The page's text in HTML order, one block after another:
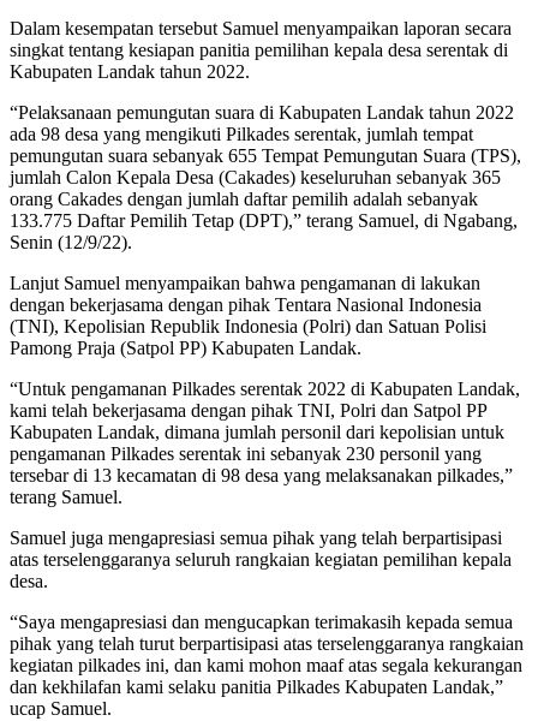
Dalam kesempatan tersebut Samuel menyampaikan laporan secara
singkat tentang kesiapan panitia pemilihan kepala desa serentak di
Kabupaten Landak tahun 2022.
“Pelaksanaan pemungutan suara di Kabupaten Landak tahun 2022
ada 98 desa yang mengikuti Pilkades serentak, jumlah tempat
pemungutan suara sebanyak 655 Tempat Pemungutan Suara (TPS),
jumlah Calon Kepala Desa (Cakades) keseluruhan sebanyak 365
orang Cakades dengan jumlah daftar pemilih adalah sebanyak
133.775 Daftar Pemilih Tetap (DPT),” terang Samuel, di Ngabang,
Senin (12/9/22).
Lanjut Samuel menyampaikan bahwa pengamanan di lakukan
dengan bekerjasama dengan pihak Tentara Nasional Indonesia
(TNI), Kepolisian Republik Indonesia (Polri) dan Satuan Polisi
Pamong Praja (Satpol PP) Kabupaten Landak.
“Untuk pengamanan Pilkades serentak 2022 di Kabupaten Landak,
kami telah bekerjasama dengan pihak TNI, Polri dan Satpol PP
Kabupaten Landak, dimana jumlah personil dari kepolisian untuk
pengamanan Pilkades serentak ini sebanyak 230 personil yang
tersebar di 13 kecamatan di 98 desa yang melaksanakan pilkades,”
terang Samuel.
Samuel juga mengapresiasi semua pihak yang telah berpartisipasi
atas terselenggaranya seluruh rangkaian kegiatan pemilihan kepala
desa.
“Saya mengapresiasi dan mengucapkan terimakasih kepada semua
pihak yang telah turut berpartisipasi atas terselenggaranya rangkaian
kegiatan pilkades ini, dan kami mohon maaf atas segala kekurangan
dan kekhilafan kami selaku panitia Pilkades Kabupaten Landak,”
ucap Samuel.